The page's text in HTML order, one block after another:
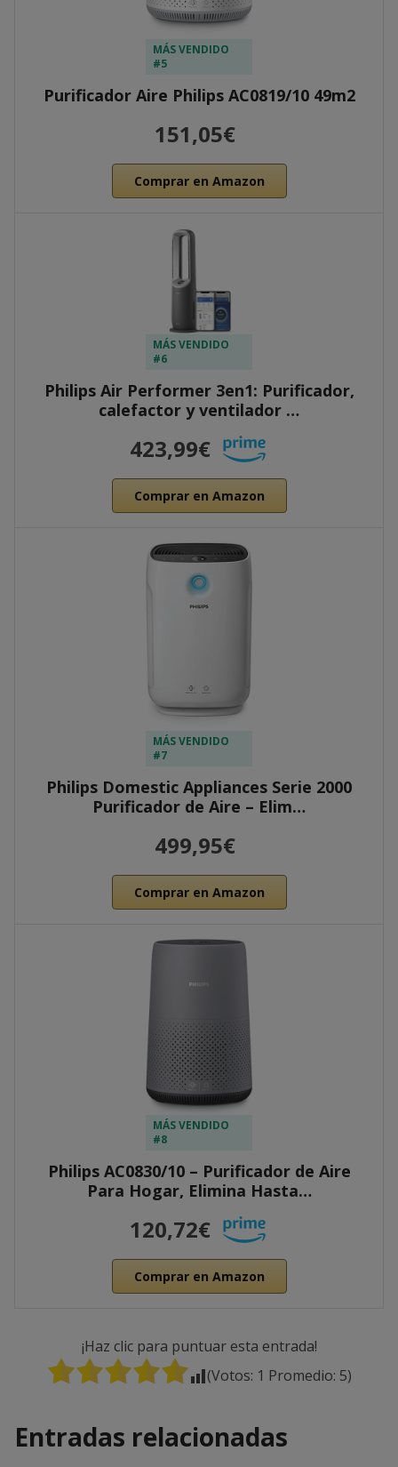
MÁS VENDIDO
#5
Purificador Aire Philips AC0819/10 49m2
151,05€
Comprar en Amazon
MÁS VENDIDO
#6
Philips Air Performer 3en1: Purificador,
calefactor y ventilador …
423,99€
Comprar en Amazon
MÁS VENDIDO
#7
Philips Domestic Appliances Serie 2000
Purificador de Aire – Elim…
499,95€
Comprar en Amazon
MÁS VENDIDO
#8
Philips AC0830/10 – Purificador de Aire
Para Hogar, Elimina Hasta…
120,72€
Comprar en Amazon
¡Haz clic para puntuar esta entrada!
(Votos: 1 Promedio: 5)
Entradas relacionadas